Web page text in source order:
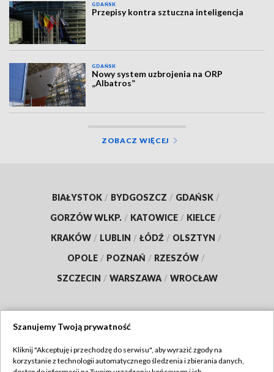
GDAŃSK
Przepisy kontra sztuczna inteligencja
GDAŃSK
Nowy system uzbrojenia na ORP
„Albatros”
ZOBACZ WIĘCEJ
BIAŁYSTOK / BYDGOSZCZ / GDAŃSK /
GORZÓW WLKP. / KATOWICE / KIELCE /
KRAKÓW / LUBLIN / ŁÓDŹ / OLSZTYN /
OPOLE / POZNAŃ / RZESZÓW /
SZCZECIN / WARSZAWA / WROCŁAW
TVP
Szanujemy Twoją prywatność
Kliknij "Akceptuję i przechodzę do serwisu", aby wyrazić zgody na
korzystanie z technologii automatycznego śledzenia i zbierania danych,